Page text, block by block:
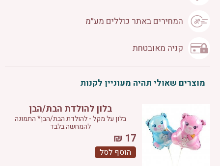
המחירים באתר כוללים מע״מ
קניה מאובטחת
מוצרים שאולי תהיה מעוניין לקנות
בלון להולדת הבת/הבן
בלון על מקל - להולדת הבת/הבן* התמונה
להמחשה בלבד
17
₪
הוסף לסל